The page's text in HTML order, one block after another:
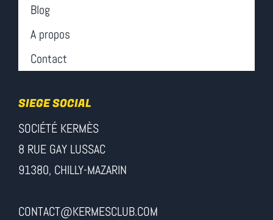
Blog
A propos
Contact
SIEGE SOCIAL
SOCIÉTÉ KERMÈS
8 RUE GAY LUSSAC
91380, CHILLY-MAZARIN
CONTACT@KERMESCLUB.COM